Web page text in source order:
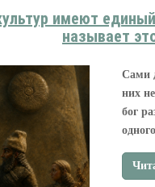
имеют
называет
Сами
них
бог